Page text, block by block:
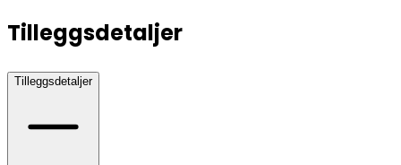
Tilleggsdetaljer
Tilleggsdetaljer